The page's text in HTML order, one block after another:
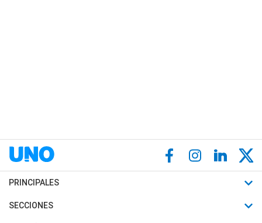
PRINCIPALES
Últimas Noticias
SECCIONES